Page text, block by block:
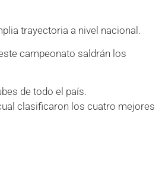
trayectoria a nivel nacional.
campeonato saldrán los
de todo el país.
clasificaron los cuatro mejores